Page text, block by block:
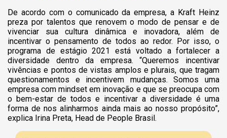
De acordo com o comunicado da empresa, a Kraft Heinz
preza por talentos que renovem o modo de pensar e de
vivenciar sua cultura dinâmica e inovadora, além de
incentivar o pensamento de todos ao redor. Por isso, o
programa de estágio 2021 está voltado a fortalecer a
diversidade dentro da empresa.
“Queremos incentivar
vivências e pontos de vistas amplos e plurais, que tragam
questionamentos e incentivem mudanças. Somos uma
empresa com mindset em inovação e que se preocupa com
o bem-estar de todos e incentivar a diversidade é uma
forma de nos alinharmos ainda mais ao nosso propósito”,
explica Irina Preta, Head de People Brasil.